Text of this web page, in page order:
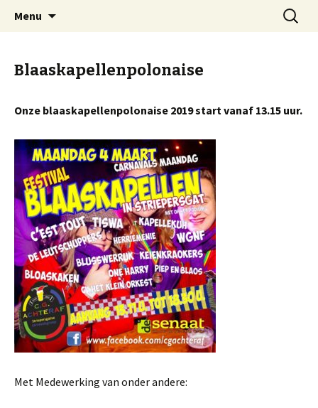
CG Achteraf
Menu
Search
for:
Blaaskapellenpolonaise
Onze blaaskapellenpolonaise 2019 start vanaf 13.15 uur.
Met Medewerking van onder andere: